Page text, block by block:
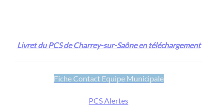
Livret du PCS de Charrey-sur-Saône en téléchargement
Fiche Contact Equipe Municipale
PCS Alertes